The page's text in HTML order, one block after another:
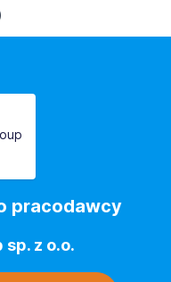
pracodawcy
z o.o.